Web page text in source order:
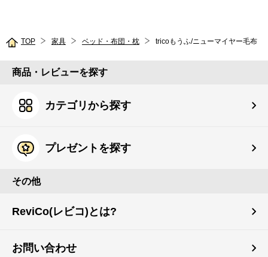
TOP 家具 ベッド・布団・枕 tricoもうふ/ニューマイヤー毛布
商品・レビューを探す
カテゴリから探す
プレゼントを探す
その他
ReviCo(レビコ)とは?
お問い合わせ